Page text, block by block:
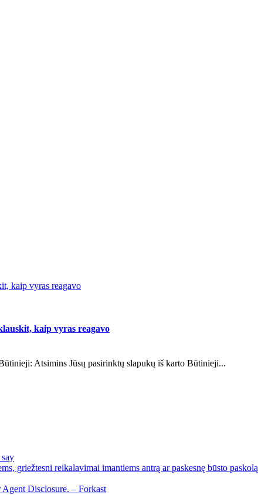
kaip vyras reagavo
kaip vyras reagavo
Atsimins Jūsų pasirinktų slapukų iš karto Būtinieji...
griežtesni reikalavimai imantiems antrą ar paskesnę būsto paskolą
Disclosure. – Forkast